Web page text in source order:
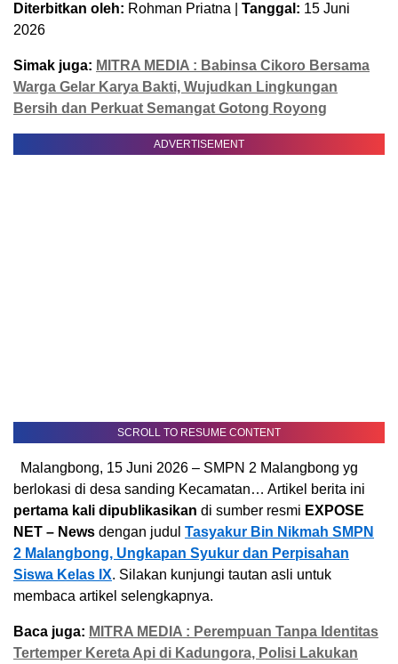
Diterbitkan oleh: Rohman Priatna | Tanggal: 15 Juni
2026
Simak juga: MITRA MEDIA : Babinsa Cikoro Bersama
Warga Gelar Karya Bakti, Wujudkan Lingkungan
Bersih dan Perkuat Semangat Gotong Royong
ADVERTISEMENT
SCROLL TO RESUME CONTENT
Malangbong, 15 Juni 2026 – SMPN 2 Malangbong yg
berlokasi di desa sanding Kecamatan… Artikel berita ini
pertama kali dipublikasikan di sumber resmi EXPOSE
NET – News dengan judul Tasyakur Bin Nikmah SMPN
2 Malangbong, Ungkapan Syukur dan Perpisahan
Siswa Kelas IX. Silakan kunjungi tautan asli untuk
membaca artikel selengkapnya.
Baca juga: MITRA MEDIA : Perempuan Tanpa Identitas
Tertemper Kereta Api di Kadungora, Polisi Lakukan